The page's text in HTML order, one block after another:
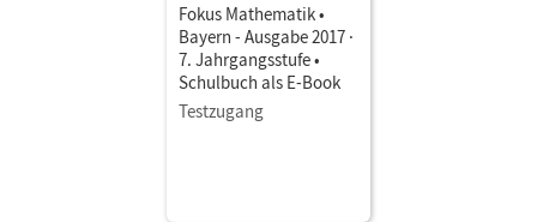
Fokus Mathematik •
Bayern - Ausgabe 2017 ·
7. Jahrgangsstufe •
Schulbuch als E-Book
Testzugang